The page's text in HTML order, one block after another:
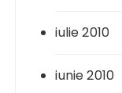
iulie 2010
iunie 2010